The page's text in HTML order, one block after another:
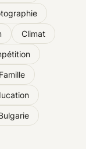
Climat
Famille